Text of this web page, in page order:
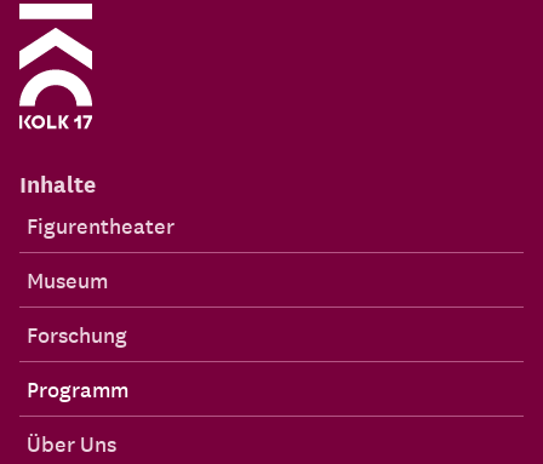
Inhalte
Figurentheater
Museum
Forschung
Programm
Über Uns